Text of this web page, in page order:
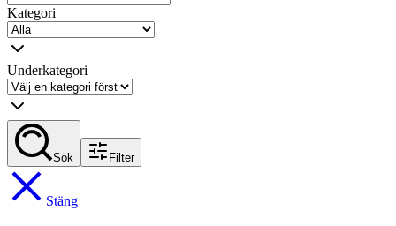
Kategori
Underkategori
Sök Filter
Stäng